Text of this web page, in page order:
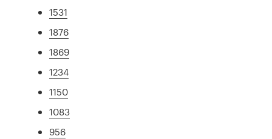
1531
1876
1869
1234
1150
1083
956